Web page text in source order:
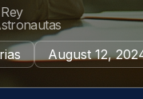
August 12,